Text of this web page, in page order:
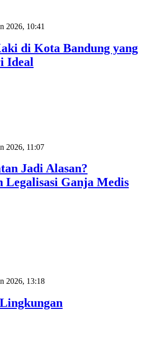
2026, 10:41
di Kota Bandung yang
Ideal
2026, 11:07
Jadi Alasan?
Legalisasi Ganja Medis
2026, 13:18